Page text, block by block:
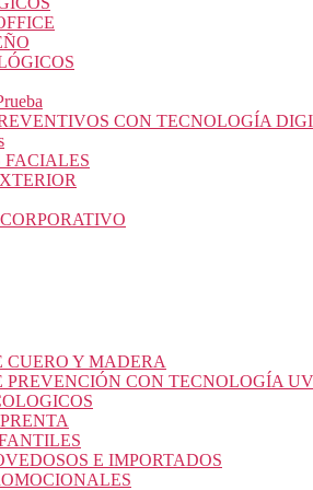
CON TECNOLOGÍA
FACIALES
CUERO Y MADERA
PREVENCIÓN CON TECNOLOGÍA UV
E IMPORTADOS